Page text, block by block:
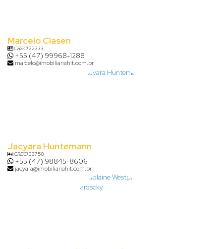
Marcelo Clasen
CRECI22333
+55 (47) 99968-1288
marcelo@imobiliariahit.com.br
Jacyara Huntemann
CRECI33758
+55 (47) 98845-8606
jacyara@imobiliariahit.com.br